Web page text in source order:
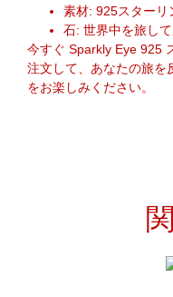
素材: 925スターリ
石: 世界中を旅し
今すぐ Sparkly Eye 925
注文して、あなたの旅を
をお楽しみください。